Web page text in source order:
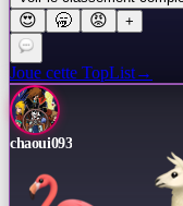
😍 🥱 😡 +
Joue cette TopList→
chaoui093